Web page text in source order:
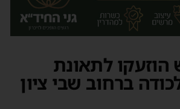
לתאונת
ברחוב שבי ציון